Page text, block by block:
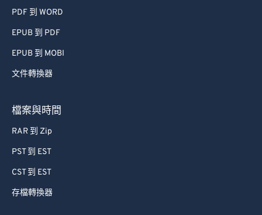
PDF 到 WORD
EPUB 到 PDF
EPUB 到 MOBI
文件轉換器
檔案與時間
RAR 到 Zip
PST 到 EST
CST 到 EST
存檔轉換器